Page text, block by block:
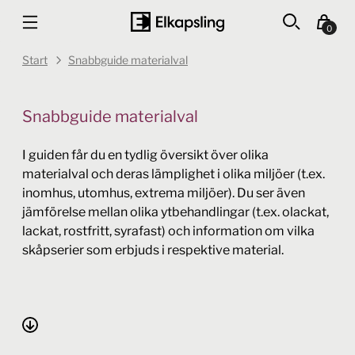
0
Start Snabbguide materialval
Snabbguide materialval
I guiden får du en tydlig översikt över olika
materialval och deras lämplighet i olika miljöer (t.ex.
inomhus, utomhus, extrema miljöer). Du ser även
jämförelse mellan olika ytbehandlingar (t.ex. olackat,
lackat, rostfritt, syrafast) och information om vilka
skåpserier som erbjuds i respektive material.